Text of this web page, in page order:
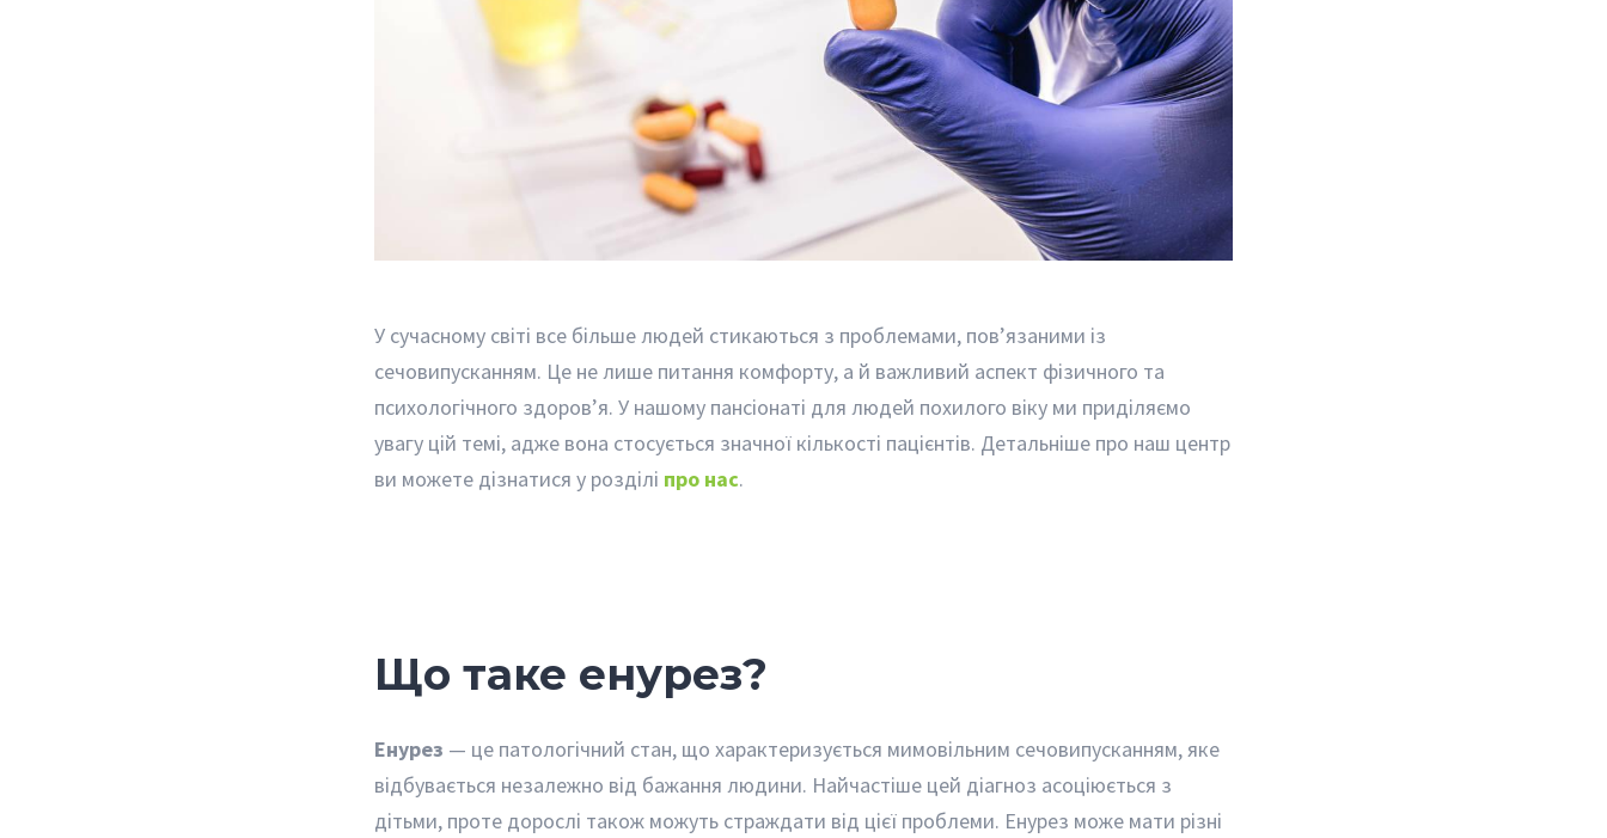
У сучасному світі все більше людей стикаються з проблемами, пов’язаними із
сечовипусканням. Це не лише питання комфорту, а й важливий аспект фізичного та
психологічного здоров’я. У нашому пансіонаті для людей похилого віку ми приділяємо
увагу цій темі, адже вона стосується значної кількості пацієнтів. Детальніше про наш центр
ви можете дізнатися у розділі про нас.
Що таке енурез?
Енурез — це патологічний стан, що характеризується мимовільним сечовипусканням, яке
відбувається незалежно від бажання людини. Найчастіше цей діагноз асоціюється з
дітьми, проте дорослі також можуть страждати від цієї проблеми. Енурез може мати різні